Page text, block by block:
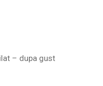
– dupa gust